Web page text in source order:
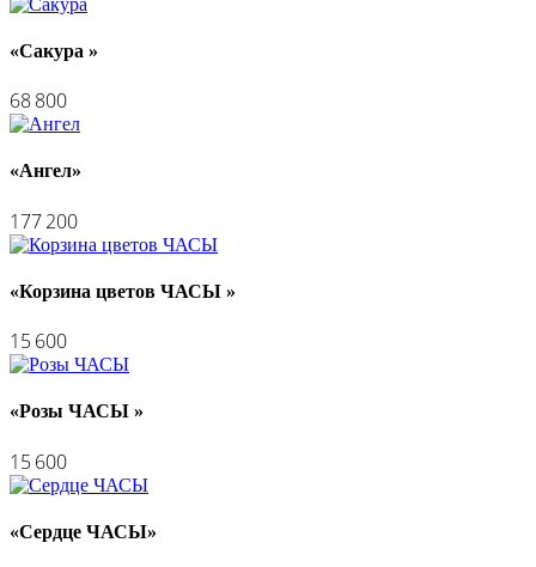
«Сакура »
68 800
«Ангел»
177 200
«Корзина цветов ЧАСЫ »
15 600
«Розы ЧАСЫ »
15 600
«Сердце ЧАСЫ»